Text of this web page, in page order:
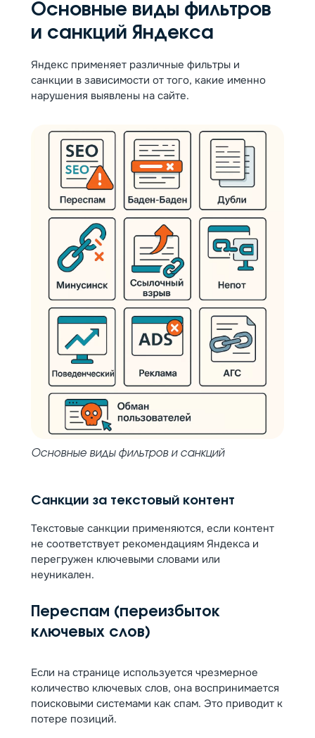
Основные виды фильтров
и санкций Яндекса
Яндекс применяет различные фильтры и
санкции в зависимости от того, какие именно
нарушения выявлены на сайте.
Основные виды фильтров и санкций
Санкции за текстовый контент
Текстовые санкции применяются, если контент
не соответствует рекомендациям Яндекса и
перегружен ключевыми словами или
неуникален.
Переспам (переизбыток
ключевых слов)
Если на странице используется чрезмерное
количество ключевых слов, она воспринимается
поисковыми системами как спам. Это приводит к
потере позиций.